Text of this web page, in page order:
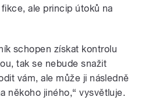
ale princip útoků na
schopen získat kontrolu
tak se nebude snažit
vám, ale může ji následně
někoho jiného,“ vysvětluje.